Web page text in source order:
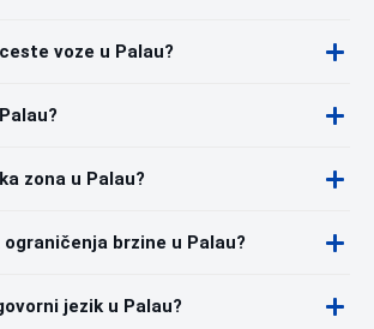
voze u Palau?
zona u Palau?
brzine u Palau?
jezik u Palau?